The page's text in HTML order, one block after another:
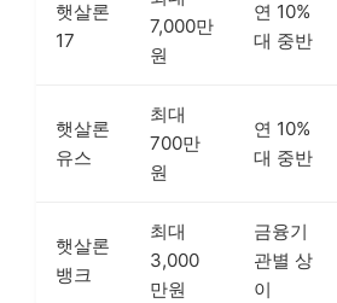
햇살론
17
7,000만
원
연 10%
대 중반
햇살론
유스
최대
700만
원
연 10%
대 중반
햇살론
뱅크
최대
3,000
만원
금융기
관별 상
이